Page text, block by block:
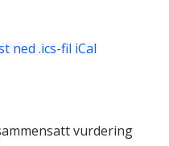
ned .ics-fil iCal
vurdering